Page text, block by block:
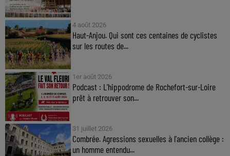
4 août 2026
Haut-Anjou. Qui sont ces centaines de cyclistes
sur les routes de...
1er août 2026
Podcast : L’hippodrome de Rochefort-sur-Loire
prêt à retrouver son...
31 juillet 2026
Combrée. Agressions sexuelles à l'ancien collège :
un homme entendu...